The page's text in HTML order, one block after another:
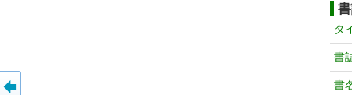
タ
書
書